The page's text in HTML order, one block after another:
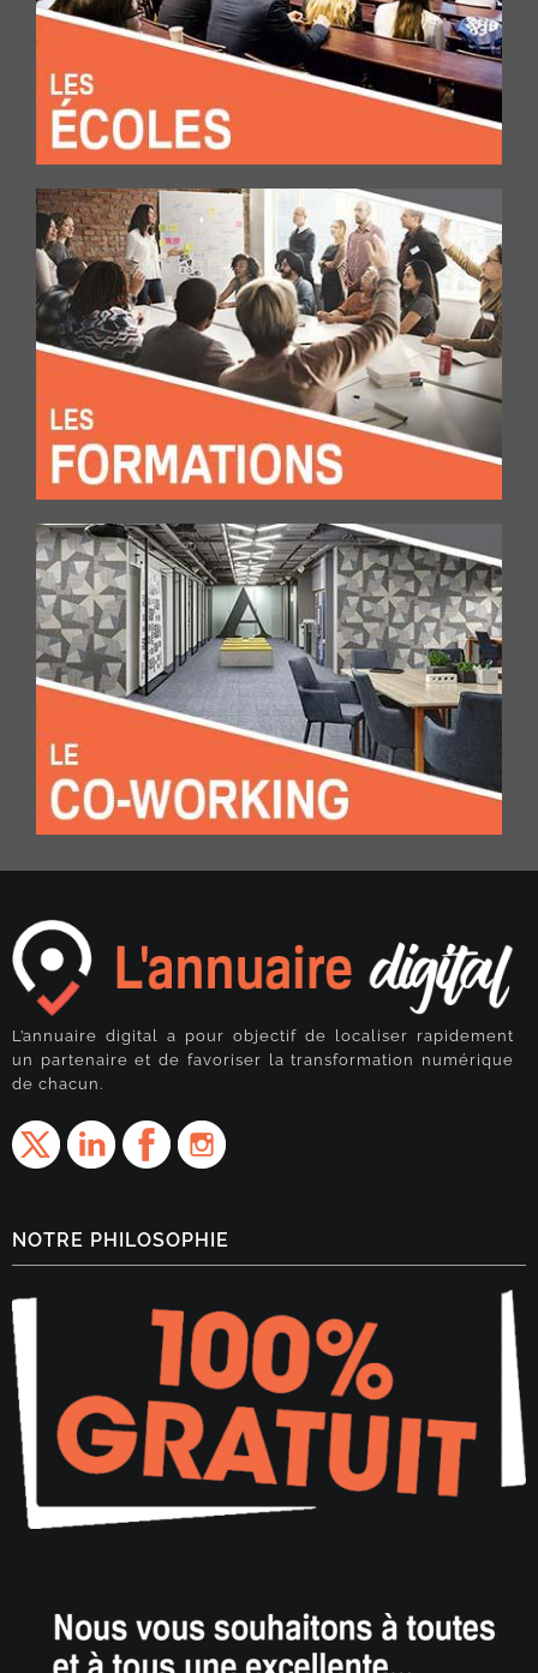
L’annuaire digital a pour objectif de localiser rapidement
un partenaire et de favoriser la transformation numérique
de chacun.
NOTRE PHILOSOPHIE